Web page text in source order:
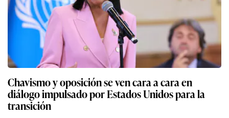
Chavismo y oposición se ven cara a cara en
diálogo impulsado por Estados Unidos para la
transición